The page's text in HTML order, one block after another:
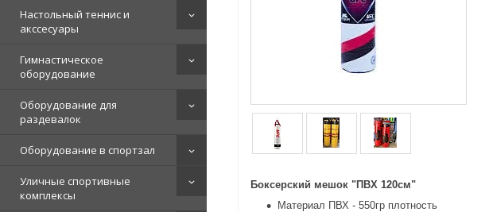
Настольный теннис и
акссесуары
Гимнастическое
оборудование
Оборудование для
раздевалок
Оборудование в спортзал
Уличные спортивные
комплексы
Боксерский мешок "ПВХ 120см"
Материал ПВХ - 550гр плотность